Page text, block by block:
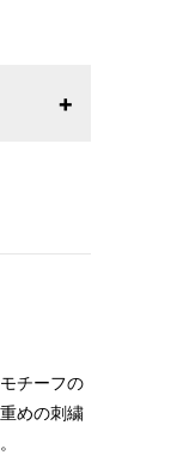
チーフの
めの刺繍